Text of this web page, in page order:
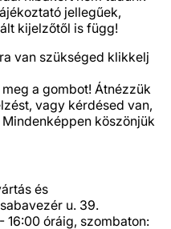
jellegűek,
kijelzőtől is függ!
van szükséged klikkelj
a gombot! Átnézzük
vagy kérdésed van,
köszönjük
és
u. 39.
óráig, szombaton: